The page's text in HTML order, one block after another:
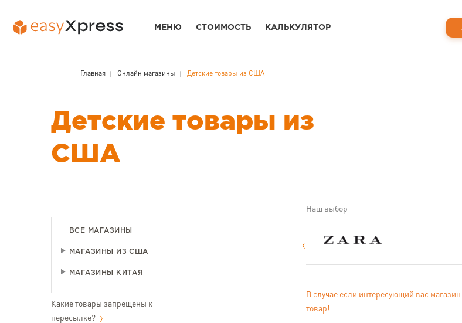
Детские товары из
США
Главная Онлайн магазины Детские товары из США
ВСЕ МАГАЗИНЫ
МАГАЗИНЫ ИЗ США
МАГАЗИНЫ КИТАЯ
Какие товары запрещены к
пересылке?
Наш выбор
В случае если интересующий вас
товар!
МЕНЮ СТОИМОСТЬ КАЛЬКУЛЯТОР